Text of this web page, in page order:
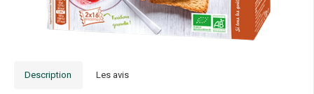
Description Les avis